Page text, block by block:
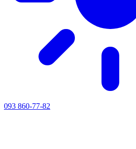
093 860-77-82